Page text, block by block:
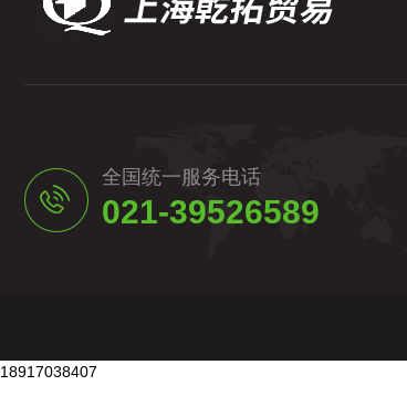
全国统一服务电话
021-39526589
18917038407